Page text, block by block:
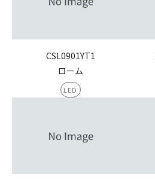
CSL0901YT1
ローム
LED